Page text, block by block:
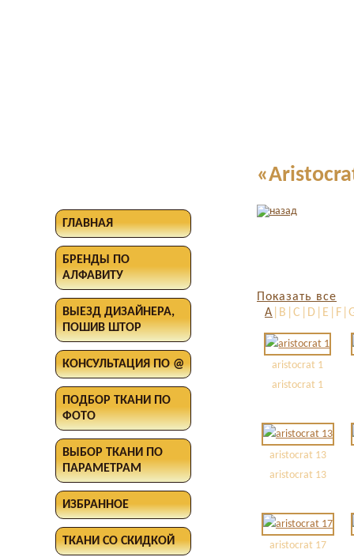
ГЛАВНАЯ
БРЕНДЫ ПО
АЛФАВИТУ
ВЫЕЗД ДИЗАЙНЕРА,
ПОШИВ ШТОР
КОНСУЛЬТАЦИЯ ПО @
ПОДБОР ТКАНИ ПО
ФОТО
ВЫБОР ТКАНИ ПО
ПАРАМЕТРАМ
ИЗБРАННОЕ
ТКАНИ СО СКИДКОЙ
Показать все
A
aristocrat 1
aristocrat 1
aristocrat 13
aristocrat 13
aristocrat 17